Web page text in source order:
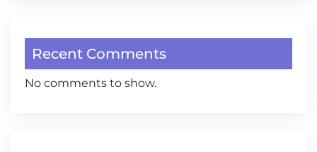
Recent Comments
No comments to show.